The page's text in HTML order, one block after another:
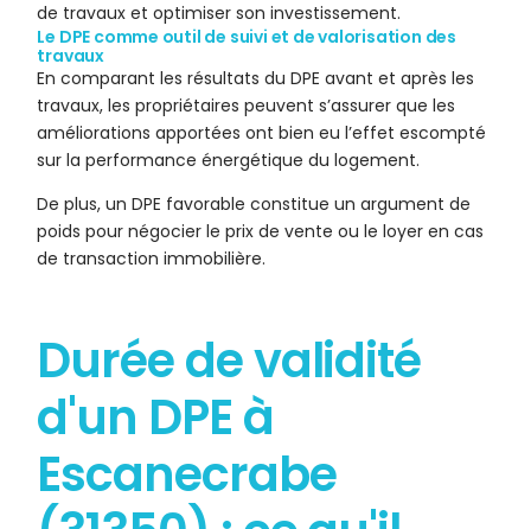
de travaux et optimiser son investissement.
Le DPE comme outil de suivi et de valorisation des
travaux
En comparant les résultats du DPE avant et après les
travaux, les propriétaires peuvent s’assurer que les
améliorations apportées ont bien eu l’effet escompté
sur la performance énergétique du logement.
De plus, un DPE favorable constitue un argument de
poids pour négocier le prix de vente ou le loyer en cas
de transaction immobilière.
Durée de validité
d'un DPE à
Escanecrabe